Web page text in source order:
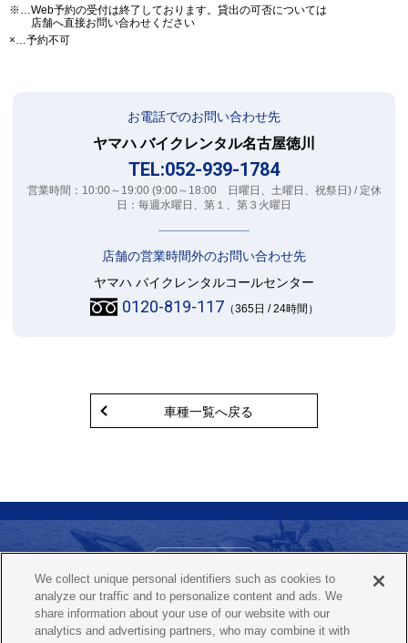
※…Web予約の受付は終了しております。貸出の可否については
店舗へ直接お問い合わせください
×…予約不可
お電話でのお問い合わせ先
ヤマハ バイクレンタル名古屋徳川
TEL:052-939-1784
営業時間：10:00～19:00 (9:00～18:00 日曜日、土曜日、祝祭日) / 定休
日：毎週水曜日、第１、第３火曜日
店舗の営業時間外のお問い合わせ先
ヤマハ バイクレンタルコールセンター
0120-819-117 （365日 / 24時間）
車種一覧へ戻る
ヤマハ バイクレンタルコールセンター
0120-819-117 （365日 / 24時間）
We collect unique personal identifiers such as cookies to
analyze our traffic and to personalize content and ads. We
share information about your use of our website with our
analytics and advertising partners, who may combine it with